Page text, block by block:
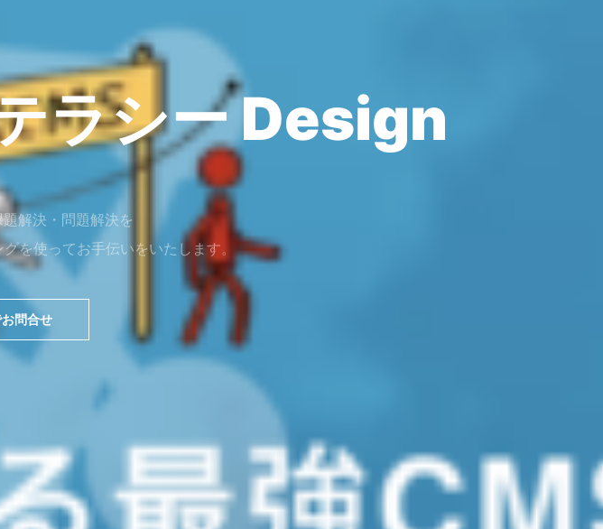
ラシーSNS
解決・問題解決を
を使ってお手伝いをいたします。
問合せ